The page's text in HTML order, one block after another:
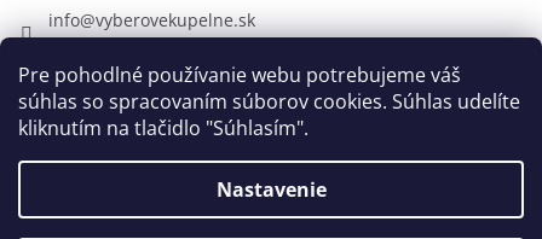
Pre pohodlné používanie webu potrebujeme váš
súhlas so spracovaním súborov cookies. Súhlas udelíte
kliknutím na tlačidlo "Súhlasím".
Nastavenie
info@vyberovekupelne.sk
https://www.facebook.com/vyberovekoupelny/
Vytvoril Shoptet